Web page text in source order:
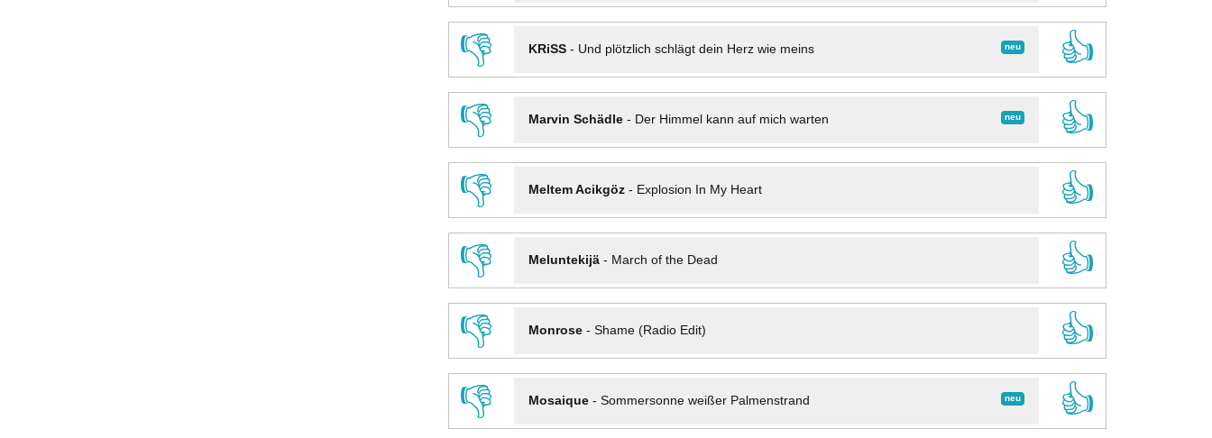
👎
neu
KRiSS- Und plötzlich schlägt dein Herz wie meins
👍
👎
neu
Marvin Schädle- Der Himmel kann auf mich warten
👍
👎
Meltem Acikgöz- Explosion In My Heart
👍
👎
Meluntekijä- March of the Dead
👍
👎
Monrose- Shame (Radio Edit)
👍
👎
neu
Mosaique- Sommersonne weißer Palmenstrand
👍